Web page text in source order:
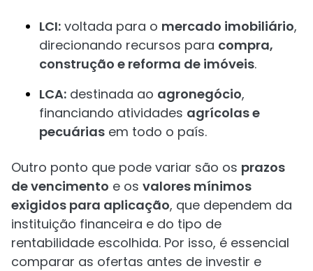
LCI: voltada para o mercado imobiliário,
direcionando recursos para compra,
construção e reforma de imóveis.
LCA: destinada ao agronegócio,
financiando atividades agrícolas e
pecuárias em todo o país.
Outro ponto que pode variar são os prazos
de vencimento e os valores mínimos
exigidos para aplicação, que dependem da
instituição financeira e do tipo de
rentabilidade escolhida. Por isso, é essencial
comparar as ofertas antes de investir e